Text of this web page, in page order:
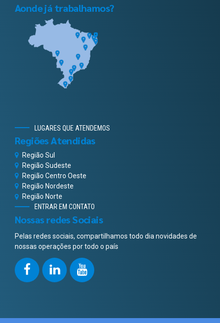
Aonde já trabalhamos?
LUGARES QUE ATENDEMOS
Regiões Atendidas
Região Sul
Região Sudeste
Região Centro Oeste
Região Nordeste
Região Norte
ENTRAR EM CONTATO
Nossas redes Sociais
Pelas redes sociais, compartilhamos todo dia novidades de
nossas operações por todo o país